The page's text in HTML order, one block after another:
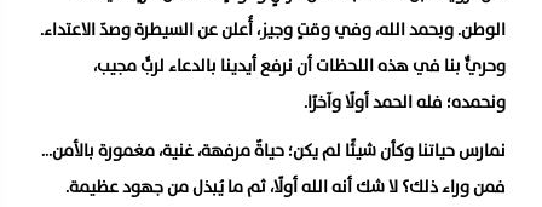
الوطن. وبحمد الله، وفي وقتٍ وجيز، أُعلن عن السيطرة وصدّ الاعتداء.
وحريٌّ بنا في هذه اللحظات أن نرفع أيدينا بالدعاء لربٍّ مجيب،
ونحمده؛ فله الحمد أولًا وآخرًا.
نمارس حياتنا وكأن شيئًا لم يكن؛ حياةٌ مرفهة، غنية، مغمورة بالأمن…
فمن وراء ذلك؟ لا شك أنه الله أولًا، ثم ما يُبذل من جهود عظيمة.